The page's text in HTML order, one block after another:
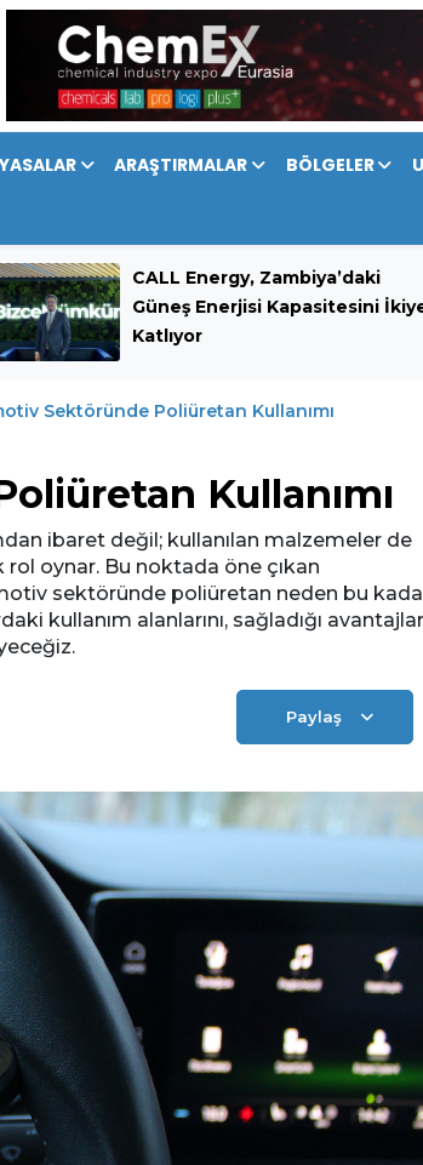
ARAŞTIRMALAR BÖLGELER
CALL Energy, Zambiya’daki
Güneş Enerjisi Kapasitesini
Katlıyor
Sektöründe Poliüretan Kullanımı
Kullanımı
ibaret değil; kullanılan malzemeler de
oynar. Bu noktada öne çıkan
sektöründe poliüretan neden bu
kullanım alanlarını, sağladığı
Paylaş